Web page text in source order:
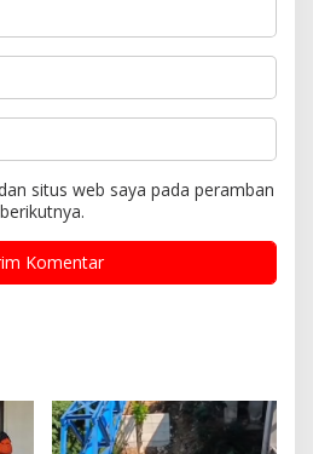
situs web saya pada peramban